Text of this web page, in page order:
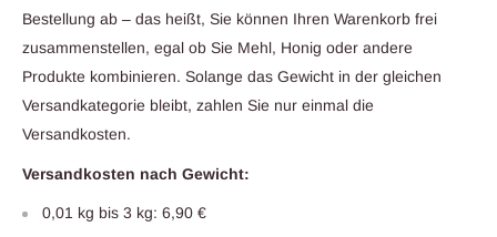
Bestellung ab – das heißt, Sie können Ihren Warenkorb frei
zusammenstellen, egal ob Sie Mehl, Honig oder andere
Produkte kombinieren. Solange das Gewicht in der gleichen
Versandkategorie bleibt, zahlen Sie nur einmal die
Versandkosten.
Versandkosten nach Gewicht:
0,01 kg bis 3 kg: 6,90 €